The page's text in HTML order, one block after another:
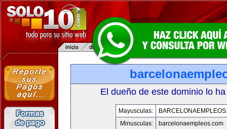
El dueño de este dominio lo
Mayusculas:
Minusculas:
barcelonaempleos.com